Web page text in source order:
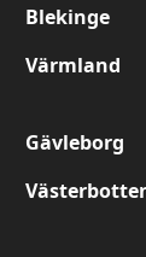
Blekinge
Värmland
Gävleborg